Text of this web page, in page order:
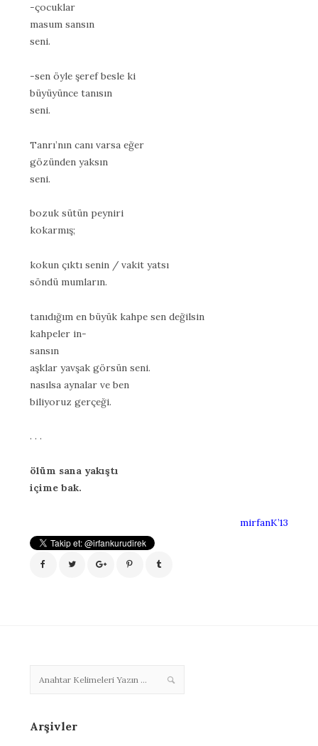
-çocuklar
masum sansın
seni.
-sen öyle şeref besle ki
büyüyünce tanısın
seni.
Tanrı’nın canı varsa eğer
gözünden yaksın
seni.
bozuk sütün peyniri
kokarmış;
kokun çıktı senin / vakit yatsı
söndü mumların.
tanıdığım en büyük kahpe sen değilsin
kahpeler in-
sansın
aşklar yavşak görsün seni.
nasılsa aynalar ve ben
biliyoruz gerçeği.
. . .
ölüm sana yakıştı
içime bak.
mirfanK’13
Arşivler